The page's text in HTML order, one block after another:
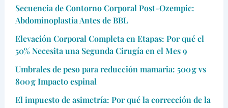
Secuencia de Contorno Corporal Post-Ozempic:
Abdominoplastia Antes de BBL
Elevación Corporal Completa en Etapas: Por qué el
50% Necesita una Segunda Cirugía en el Mes 9
Umbrales de peso para reducción mamaria: 500 g vs
800 g Impacto espinal
El impuesto de asimetría: Por qué la corrección de la